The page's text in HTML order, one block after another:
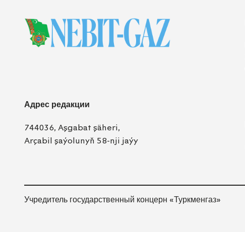
Адрес редакции
744036, Aşgabat şäheri,
Arçabil şaýolunyň 58-nji jaýy
Учредитель государственный концерн «Туркменгаз»